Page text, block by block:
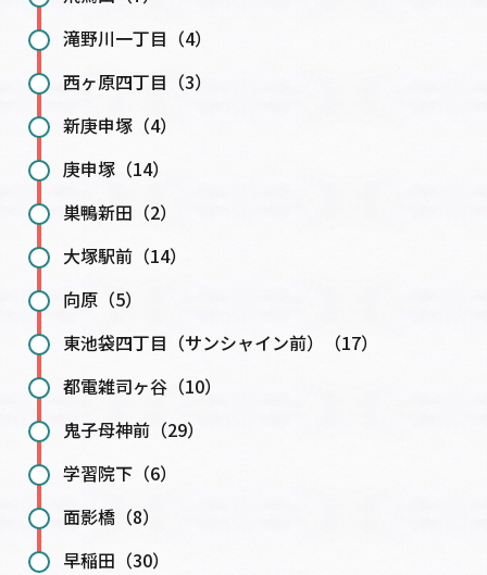
滝野川一丁目（4）
西ヶ原四丁目（3）
新庚申塚（4）
庚申塚（14）
巣鴨新田（2）
大塚駅前（14）
向原（5）
東池袋四丁目（サンシャイン前）（17）
都電雑司ヶ谷（10）
鬼子母神前（29）
学習院下（6）
面影橋（8）
早稲田（30）